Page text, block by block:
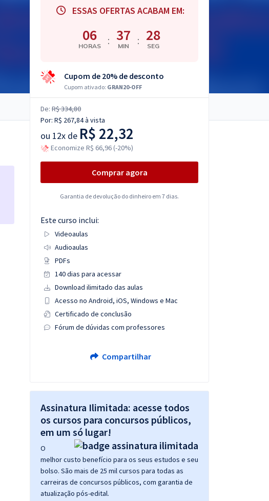
ESSAS OFERTAS ACABAM EM:
06
HORAS : 37
MIN : 27
SEG
Cupom de 20% de desconto
Cupom ativado: GRAN20-OFF
De: R$ 334,80
Por: R$ 267,84à vista
ou 12x de R$ 22,32
Economize R$ 66,96 (-20%)
Comprar agora
Garantia de devolução do dinheiro em 7 dias.
Este curso inclui:
Videoaulas
Audioaulas
PDFs
140 dias para acessar
Download ilimitado das aulas
Acesso no Android, iOS, Windows e Mac
Certificado de conclusão
Fórum de dúvidas com professores
Compartilhar
Assinatura Ilimitada: acesse todos
os cursos para concursos públicos,
em um só lugar!
O
melhor custo benefício para os seus estudos e seu
bolso. São mais de 25 mil cursos para todas as
carreiras de concursos públicos, com garantia de
atualização pós-edital.